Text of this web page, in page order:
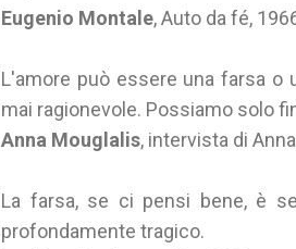
Eugenio Montale, Auto da fé,
L'amore può essere una farsa o
mai ragionevole. Possiamo solo
Anna Mouglalis, intervista di
La farsa, se ci pensi bene, è
profondamente tragico.